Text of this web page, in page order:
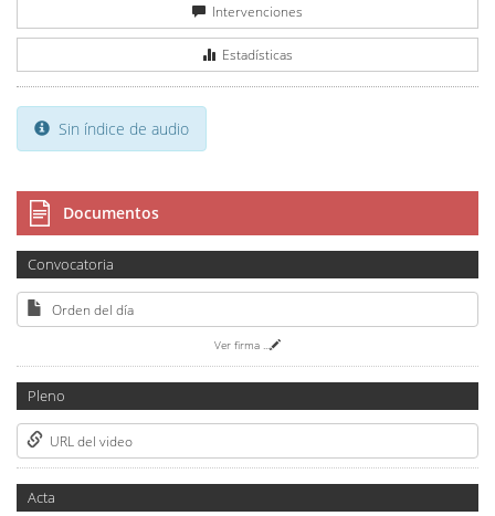
Intervenciones
Estadísticas
Sin índice de audio
Documentos
Convocatoria
Orden del día
Ver firma ...
Pleno
URL del video
Acta